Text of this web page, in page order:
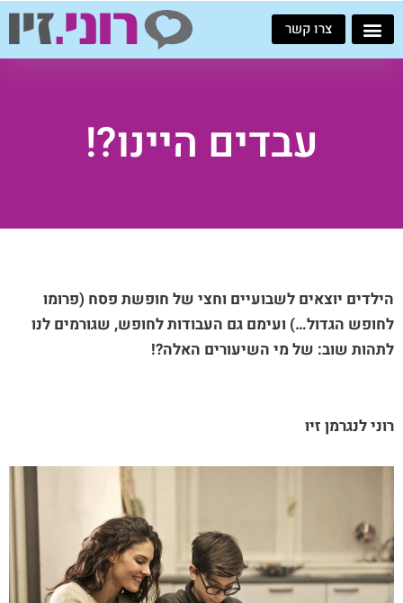
דילוג
לתוכן
צרו קשר
עבדים היינו?!
הילדים יוצאים לשבועיים וחצי של חופשת פסח (פרומו
לחופש הגדול…) ועימם גם העבודות לחופש, שגורמים לנו
לתהות שוב: של מי השיעורים האלה?!
רוני לנגרמן זיו